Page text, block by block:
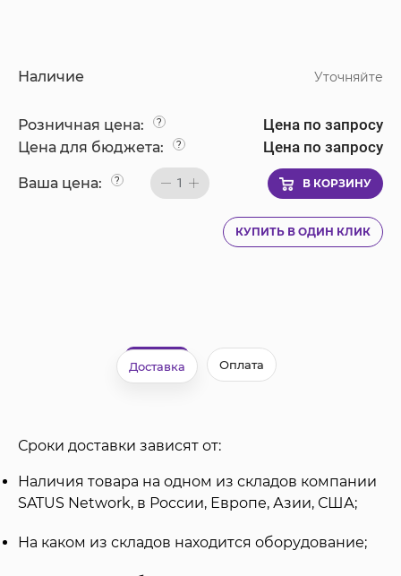
Наличие Уточняйте
Розничная цена: ? Цена по запросу
Цена для бюджета: ? Цена по запросу
Ваша цена: ? 1 В КОРЗИНУ
КУПИТЬ В ОДИН КЛИК
Доставка Оплата
Сроки доставки зависят от:
Наличия товара на одном из складов компании
SATUS Network, в России, Европе, Азии, США;
На каком из складов находится оборудование;